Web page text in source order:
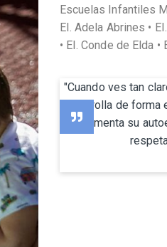
Escuelas Infantiles
EI. Adela Abrines •
• EI. Conde de Elda •
"Cuando ves tan
desarrolla de forma
se fomenta su